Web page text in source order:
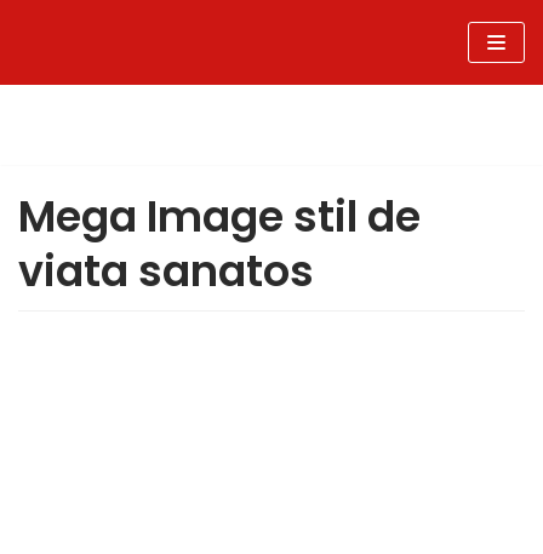
Mega Image stil de
viata sanatos